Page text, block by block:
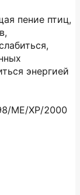
пение птиц,
энергией
ME/XP/2000